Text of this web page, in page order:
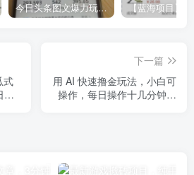
今日头条图文爆力玩法,AI自动生成文案，当天见收益，轻松日入500+
式
入
下一篇
用 AI 快速撸金玩法，小白可
操作，每日操作十几分钟即